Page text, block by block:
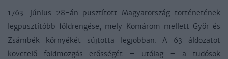
1763. június 28-án pusztított Magyarország történetének
legpusztítóbb földrengése, mely Komárom mellett Győr és
Zsámbék környékét sújtotta legjobban. A 63 áldozatot
követelő földmozgás erősségét – utólag – a tudósok